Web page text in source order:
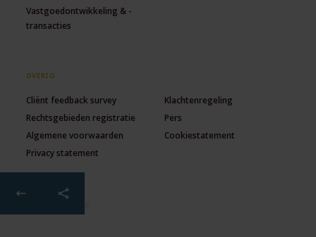
Vastgoedontwikkeling & -
transacties
OVERIG
Cliënt feedback survey
Klachtenregeling
Rechtsgebieden registratie
Pers
Algemene voorwaarden
Cookiestatement
Privacy statement